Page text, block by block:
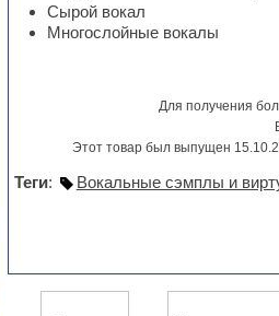
Сырой вокал
Многослойные вокалы
Для получения
Этот товар был выпущен
Теги: Вокальные сэмплы и